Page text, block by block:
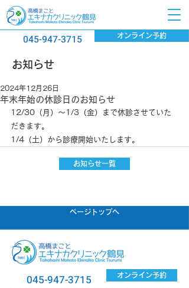
045-947-3715 オンライン予約
​お知らせ
年末年始の休診日のお知らせ
2024年12月26日
12/30（月）〜1/3（金）まで休診させていた
だきます。
1/4（土）から診療開始いたします。
お知らせ一覧
ページトップへ
045-947-3715 オンライン予約